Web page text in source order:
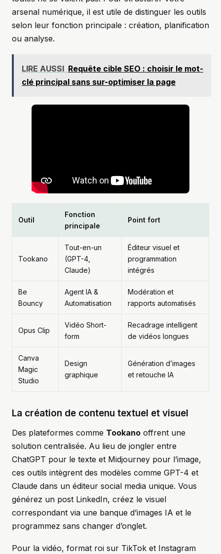
arsenal numérique, il est utile de distinguer les outils
selon leur fonction principale : création, planification
ou analyse.
LIRE AUSSI Requête cible SEO : choisir le mot-
clé principal sans sur-optimiser la page
Outil
Fonction
principale
Point fort
Tookano
Tout-en-un
(GPT-4,
Claude)
Éditeur visuel et
programmation
intégrés
Be
Bouncy
Agent IA &
Automatisation
Modération et
rapports automatisés
Opus Clip
Vidéo Short-
form
Recadrage intelligent
de vidéos longues
Canva
Magic
Studio
Design
graphique
Génération d’images
et retouche IA
La création de contenu textuel et visuel
Des plateformes comme Tookano offrent une
solution centralisée. Au lieu de jongler entre
ChatGPT pour le texte et Midjourney pour l’image,
ces outils intègrent des modèles comme GPT-4 et
Claude dans un éditeur social media unique. Vous
générez un post LinkedIn, créez le visuel
correspondant via une banque d’images IA et le
programmez sans changer d’onglet.
Pour la vidéo, format roi sur TikTok et Instagram